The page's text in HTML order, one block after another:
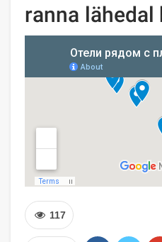
ranna lähedal
117